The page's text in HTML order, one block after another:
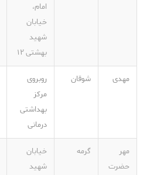
امام،
خیابان
شهید
بهشتی ۱۲
مهدی شوقان
روبروی
مرکز
بهداشتی
درمانی
مهر
حضرت
گرمه
خیابان
شهید